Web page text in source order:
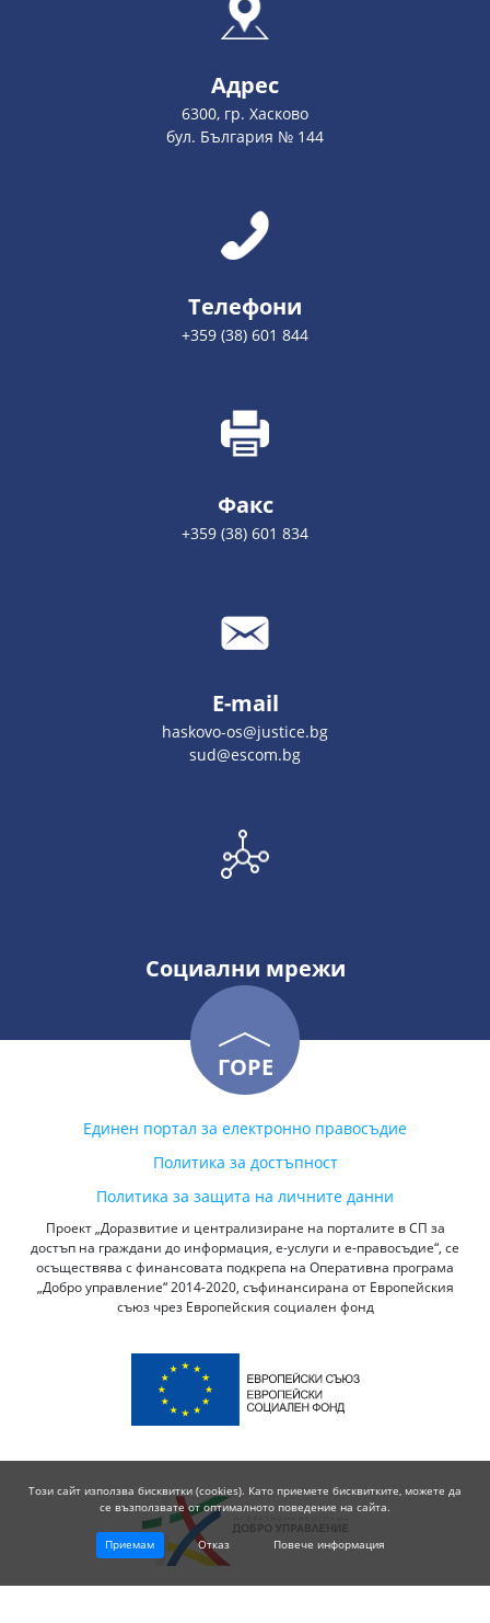
Адрес
6300, гр. Хасково
бул. България № 144
Телефони
+359 (38) 601 844
Факс
+359 (38) 601 834
E-mail
haskovo-os@justice.bg
sud@escom.bg
Социални мрежи
ГОРЕ
Единен портал за електронно правосъдие
Политика за достъпност
Политика за защита на личните данни
Проект „Доразвитие и централизиране на порталите в СП за
достъп на граждани до информация, е-услуги и е-правосъдие“, се
осъществява с финансовата подкрепа на Оперативна програма
„Добро управление“ 2014-2020, съфинансирана от Европейския
съюз чрез Европейския социален фонд
Този сайт използва бисквитки (cookies). Като приемете бисквитките, можете да
се възползвате от оптималното поведение на сайта.
Приемам Отказ Повече информация